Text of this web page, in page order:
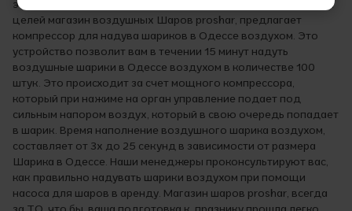
это мероприятие вызовет мало приятного. Поэтому, для эти
целей магазин воздушных Шаров proshar, предлагает
компрессор для надува шариков в Одессе воздухом. Это
устройство позволит вам в течении 15 минут надуть
воздушные шарики в Одессе воздухом в количестве 100
штук. Это происходит за счет мощного компрессора,
который при нажиме на орган управление подает под
сильным напором воздух, который в свою очередь попадает
в шарик. Время наполнение воздушного шарика воздухом,
составляет от 3х до 25 секунд в зависимости от размера
Шарика в Одессе. Наши менеджеры проконсультируют вас,
как правильно надувать шарики воздухом при помощи
насоса для шаров в аренду. Магазин шаров proshar, всегда